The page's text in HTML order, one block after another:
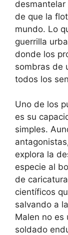
de que la
mundo. Lo
guerrilla
donde los
sombras de
todos los
Uno de los
es su
simples.
explora la
especie al
de
científicos
salvando a
Malen no es
soldado